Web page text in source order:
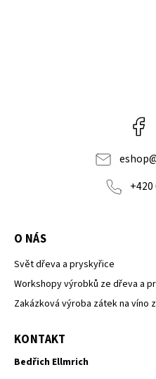
eshop
+420
O NÁS
Svět dřeva a pryskyřice
Workshopy výrobků ze dřeva a
Zakázková výroba zátek na víno
KONTAKT
Bedřich Ellmrich